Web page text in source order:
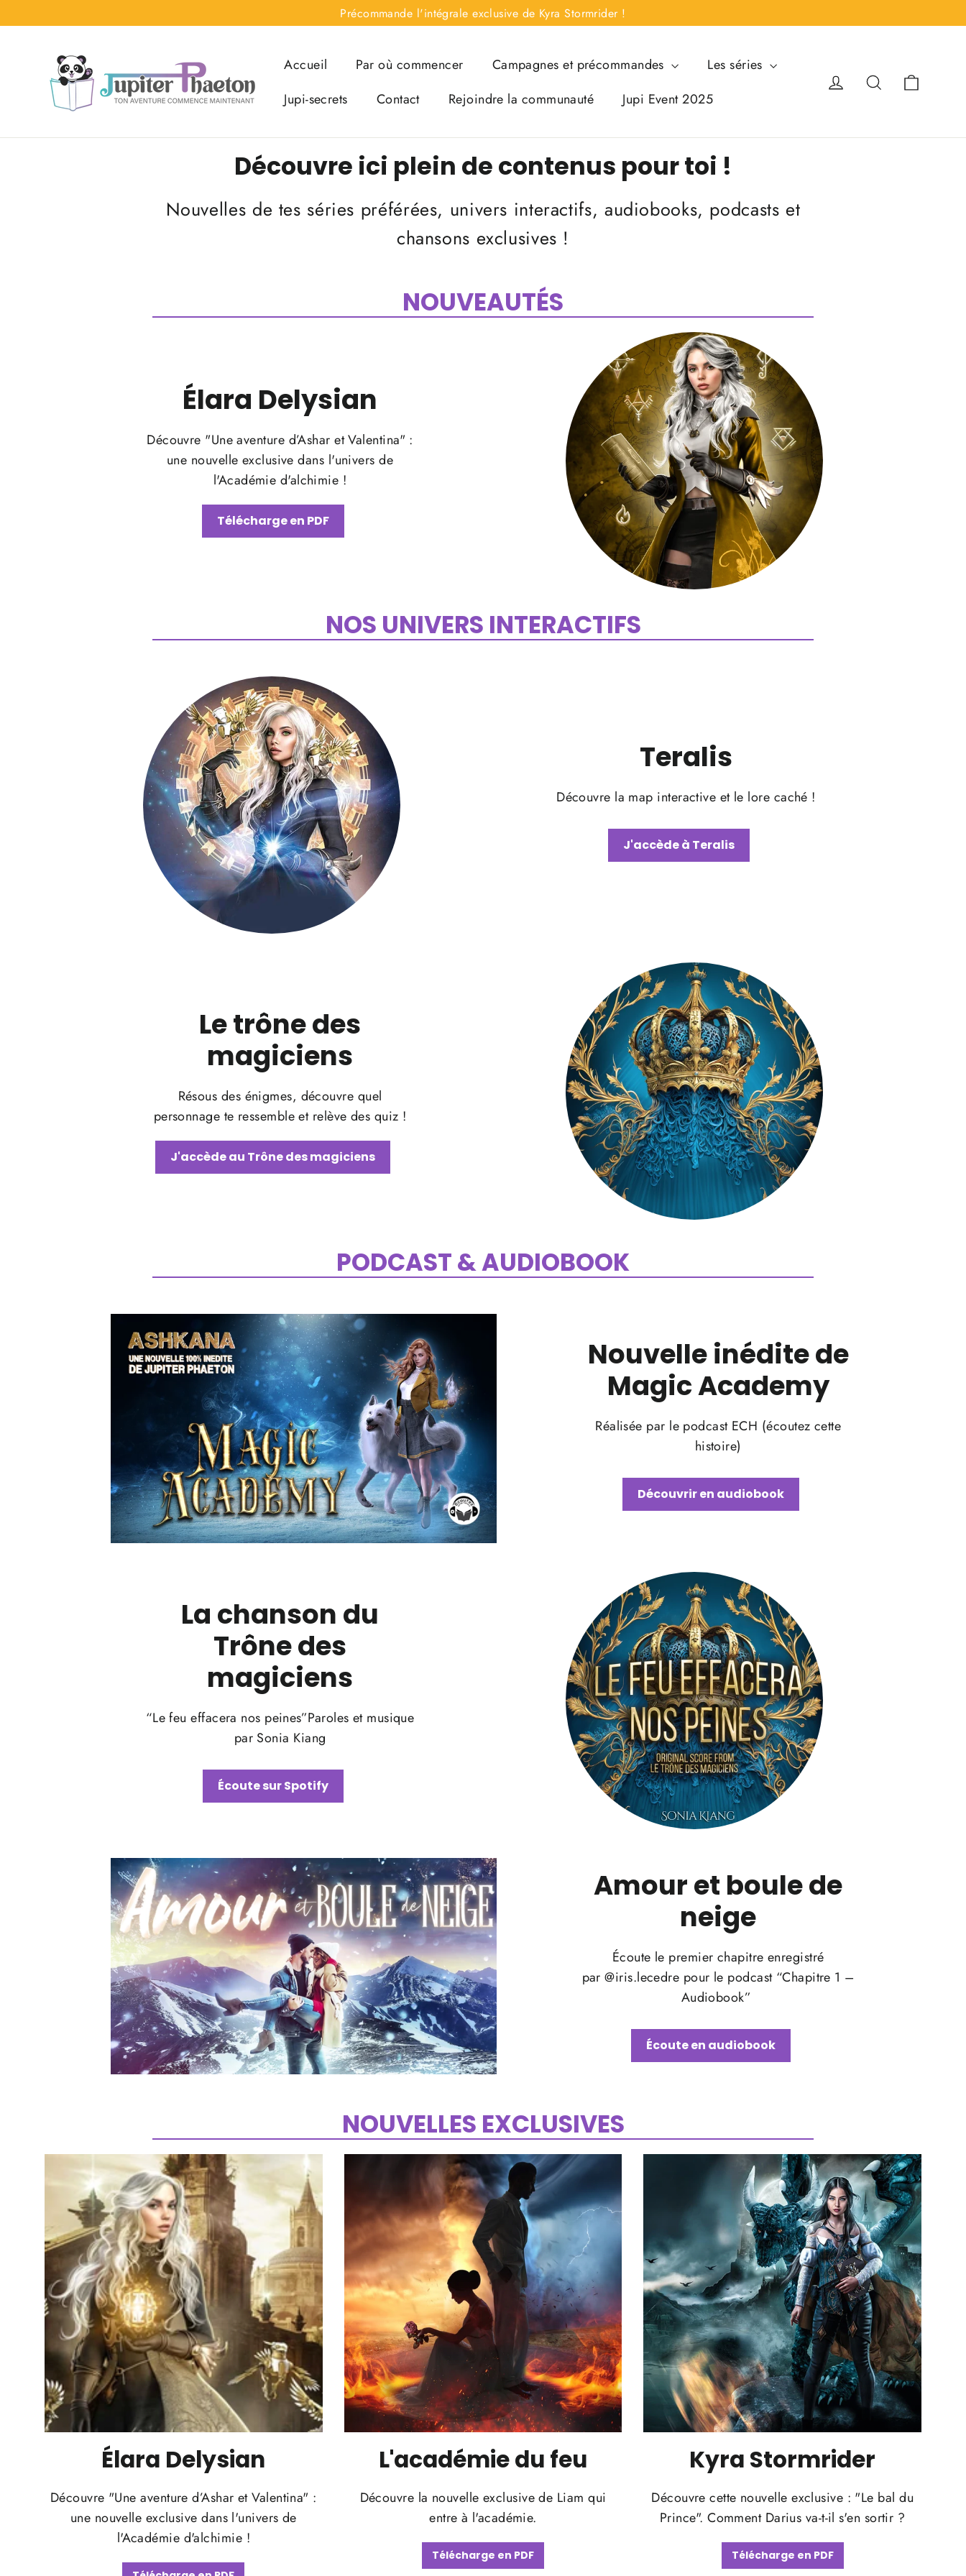
au
Précommande l'intégrale exclusive de Kyra Stormrider !
Accueil Par où commencer Campagnes et précommandes
Les séries
Jupi-secrets
Contact Rejoindre la communauté Jupi Event 2025
Se connecter
Rechercher
Découvre ici plein de contenus pour toi !
Nouvelles de tes séries préférées, univers interactifs, audiobooks, podcasts et
chansons exclusives !
NOUVEAUTÉS
Élara Delysian
Découvre "Une aventure d’Ashar et Valentina" :
une nouvelle exclusive dans l'univers de
l'Académie d'alchimie !
Télécharge en PDF
NOS UNIVERS INTERACTIFS
Teralis
Découvre la map interactive et le lore caché !
J'accède à Teralis
Le trône des
magiciens
Résous des énigmes, découvre quel
personnage te ressemble et relève des quiz !
J'accède au Trône des magiciens
PODCAST & AUDIOBOOK
Nouvelle inédite de
Magic Academy
Réalisée par le podcast ECH (écoutez cette
histoire)
Découvrir en audiobook
La chanson du
Trône des
magiciens
“Le feu effacera nos peines”Paroles et musique
par Sonia Kiang
Écoute sur Spotify
Amour et boule de
neige
Écoute le premier chapitre enregistré
par @iris.lecedre pour le podcast “Chapitre 1 –
Audiobook”
Écoute en audiobook
NOUVELLES EXCLUSIVES
Élara Delysian
Découvre "Une aventure d’Ashar et Valentina" :
une nouvelle exclusive dans l'univers de
l'Académie d'alchimie !
L'académie du feu
Découvre la nouvelle exclusive de Liam qui
entre à l'académie.
Télécharge en PDF
Kyra Stormrider
Découvre cette nouvelle exclusive : "Le bal du
Prince". Comment Darius va-t-il s'en sortir ?
Télécharge en PDF